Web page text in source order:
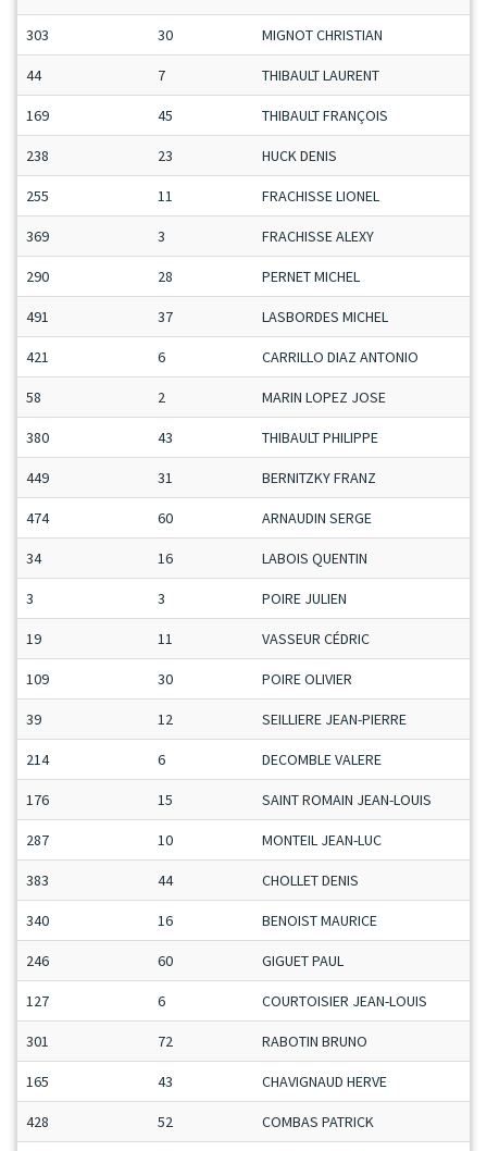
303 30 MIGNOT CHRISTIAN
44 7 THIBAULT LAURENT
169 45 THIBAULT FRANÇOIS
238 23 HUCK DENIS
255 11 FRACHISSE LIONEL
369 3 FRACHISSE ALEXY
290 28 PERNET MICHEL
491 37 LASBORDES MICHEL
421 6 CARRILLO DIAZ ANTONIO
58 2 MARIN LOPEZ JOSE
380 43 THIBAULT PHILIPPE
449 31 BERNITZKY FRANZ
474 60 ARNAUDIN SERGE
34 16 LABOIS QUENTIN
3 3 POIRE JULIEN
19 11 VASSEUR CÉDRIC
109 30 POIRE OLIVIER
39 12 SEILLIERE JEAN-PIERRE
214 6 DECOMBLE VALERE
176 15 SAINT ROMAIN JEAN-LOUIS
287 10 MONTEIL JEAN-LUC
383 44 CHOLLET DENIS
340 16 BENOIST MAURICE
246 60 GIGUET PAUL
127 6 COURTOISIER JEAN-LOUIS
301 72 RABOTIN BRUNO
165 43 CHAVIGNAUD HERVE
428 52 COMBAS PATRICK